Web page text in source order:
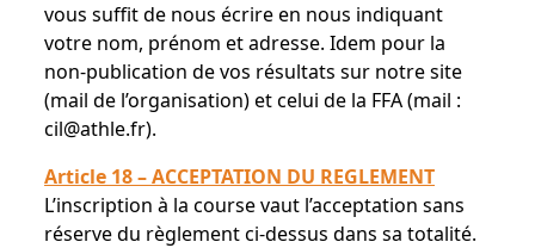
vous suffit de nous écrire en nous indiquant
votre nom, prénom et adresse. Idem pour la
non-publication de vos résultats sur notre site
(mail de l’organisation) et celui de la FFA (mail :
cil@athle.fr).
Article 18 – ACCEPTATION DU REGLEMENT
L’inscription à la course vaut l’acceptation sans
réserve du règlement ci-dessus dans sa totalité.